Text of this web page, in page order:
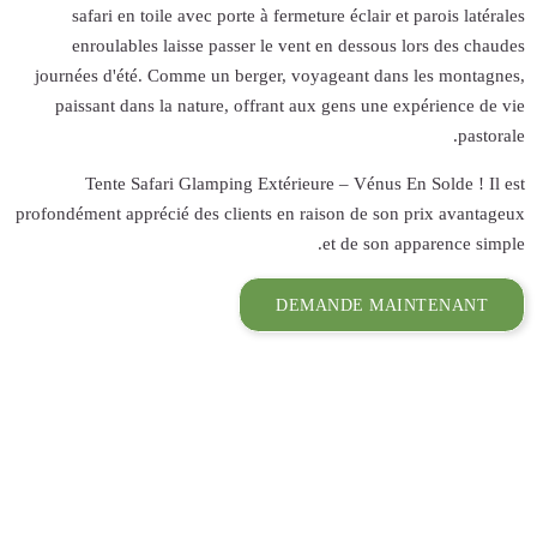
safari en
enroulables
journées d'été.
paissant
Tente
profondément